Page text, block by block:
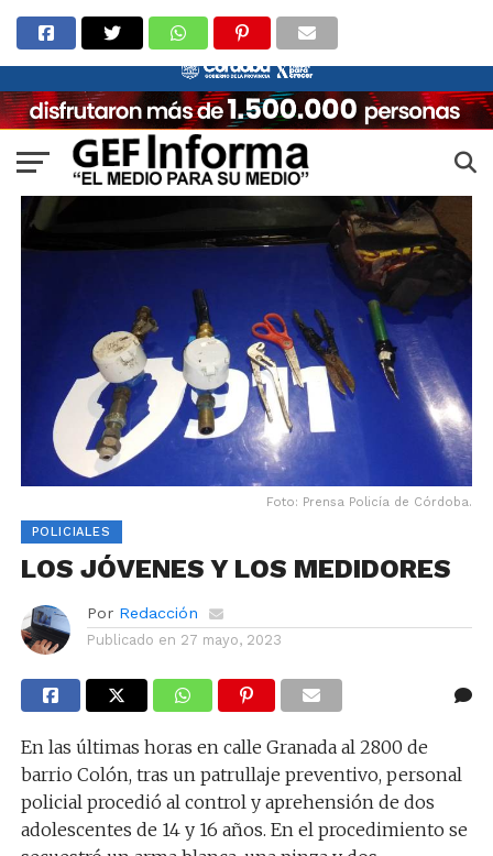
Foto: Prensa Policía de Córdoba.
POLICIALES
LOS JÓVENES Y LOS MEDIDORES
Por Redacción
Publicado en 27 mayo, 2023
En las últimas horas en calle Granada al 2800 de
barrio Colón, tras un patrullaje preventivo, personal
policial procedió al control y aprehensión de dos
adolescentes de 14 y 16 años. En el procedimiento se